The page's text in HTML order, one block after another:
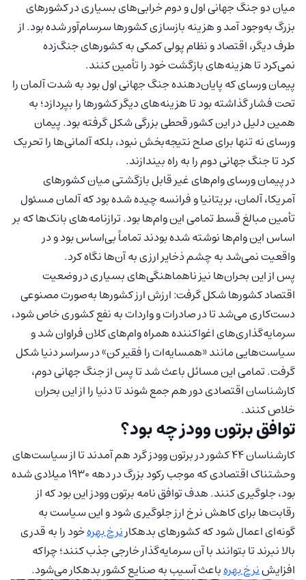
میان دو جنگ جهانی اول و دوم خرابی‌های بسیاری در کشورهای
بزرگ به‌وجود آمد و هزینه بازسازی کشورها سرسام‌آور شده بود. از
طرف دیگر، اقتصاد و نظام پولی کمکی به کشورهای جنگ‌زده
نمی‌کرد تا هزینه‌های بازگشت خود را تأمین کنند.
پیمان ورسای که پایان‌دهنده جنگ جهانی اول بود به شدت آلمان را
تحت فشار گذاشته بود تا هزینه‌های دیگر کشورها را بپردازد؛ به
همین دلیل در این کشور قحطی بزرگی شکل گرفته بود. پیمان
ورسای نه تنها برای صلح نتیجه‌بخش نبود، بلکه آلمانی‌ها را تحریک
کرد تا جنگ جهانی دوم را به راه بیندازند.
در پیمان ورسای وام‌های غیر قابل بازگشتی میان کشورهای
آمریکا، آلمان، بریتانیا و فرانسه چیده شده بود که آلمان مسئول
تأمین مبالغ قسط تمامی این وام‌ها بود. ترازنامه‌های بانک‌ها که بر
اساس این وام‌ها نوشته شده بودند تماماً بی‌اساس بود و در
واقعیت نمی‌شد به چشم ذخایر ارزی به آن‌ها نگاه کرد.
پس از این بحران‌ها نیز ناهماهنگی‌های بسیاری در وضعیت
اقتصاد کشورها شکل گرفت: ارزش ارز کشورها به‌صورت مصنوعی
دست‌کاری می‌شد تا در صادرات و واردات به نفع کشوری خاص شود،
سرمایه‌گذاری‌های اغواکننده همراه وام‌های کلان فراوان شد و
سیاست‌هایی مانند «همسایه‌ات را فقیر کن» در سراسر دنیا شکل
گرفت. تمامی این مسائل باعث شد تا پس از جنگ جهانی دوم،
کارشناسان اقتصادی دور هم جمع شوند تا دنیا را از این بحران
خلاص کنند.
توافق برتون وودز چه بود؟
کارشناسان ۴۴ کشور در برتون وودز گرد هم آمدند تا از سیاست‌های
وحشتناک اقتصادی که موجب رکود بزرگ در دهه ۱۹۳۰ میلادی شده
بود، جلوگیری کنند. هدف توافق نامه برتون وودز این بود که از
رقابت‌ها برای کاهش نرخ ارز جلوگیری شود و این سیاست به
گونه‌ای اعمال شود که کشورهای بدهکارنرخ بهرهخود را به قدری
بالا نبرند تا بتوانند با آن سرمایه‌گذار خارجی جذب کنند؛ چراکه
افزایشنرخ بهرهباعث آسیب به صنایع کشور بدهکار می‌شود.